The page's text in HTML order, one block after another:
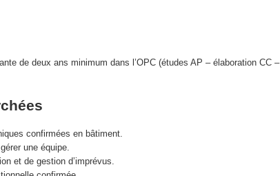
de deux ans minimum dans l’OPC (études AP – élaboration CC –
confirmées en bâtiment.
une équipe.
et de gestion d’imprévus.